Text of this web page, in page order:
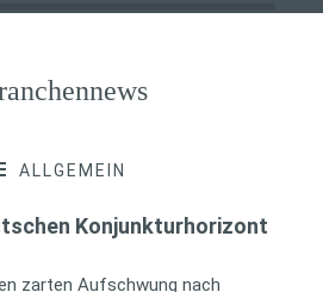
ALLGEMEIN
Konjunkturhorizont
zarten Aufschwung nach